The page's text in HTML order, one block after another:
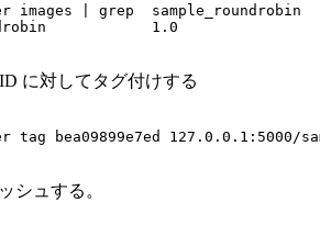
images | grep  sample_roundrobin
1.0
に対してタグ付けする
tag bea09899e7ed 127.0.0.1:5000/
シュする。